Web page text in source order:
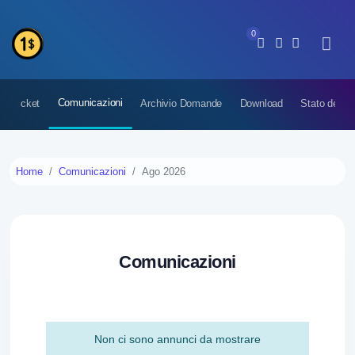
0
ticket Comunicazioni Archivio Domande Download Stato del
Home Comunicazioni Ago 2026
Comunicazioni
Non ci sono annunci da mostrare